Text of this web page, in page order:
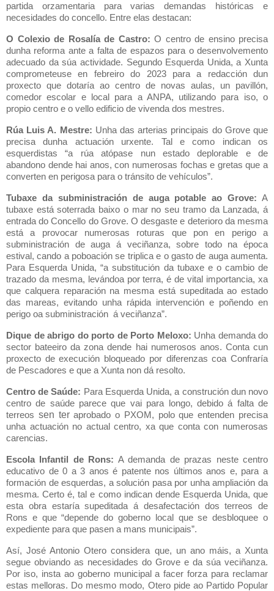
partida orzamentaria para varias demandas históricas e
necesidades do concello. Entre elas destacan:
O Colexio de Rosalía de Castro: O centro de ensino precisa
dunha reforma ante a falta de espazos para o desenvolvemento
adecuado da súa actividade. Segundo Esquerda Unida, a Xunta
comprometeuse en febreiro do 2023 para a redacción dun
proxecto que dotaría ao centro de novas aulas, un pavillón,
comedor escolar e local para a ANPA, utilizando para iso, o
propio centro e o vello edificio de vivenda dos mestres.
Rúa Luis A. Mestre: Unha das arterias principais do Grove que
precisa dunha actuación urxente. Tal e como indican os
esquerdistas “a rúa atópase nun estado deplorable e de
abandono dende hai anos, con numerosas fochas e gretas que a
converten en perigosa para o tránsito de vehículos”.
Tubaxe da subministración de auga potable ao Grove: A
tubaxe está soterrada baixo o mar no seu tramo da Lanzada, á
entrada do Concello do Grove. O desgaste e deterioro da mesma
está a provocar numerosas roturas que pon en perigo a
subministración de auga á veciñanza, sobre todo na época
estival, cando a poboación se triplica e o gasto de auga aumenta.
Para Esquerda Unida, “a substitución da tubaxe e o cambio de
trazado da mesma, levándoa por terra, é de vital importancia, xa
que calquera reparación na mesma está supeditada ao estado
das mareas, evitando unha rápida intervención e poñendo en
perigo oa subministración á veciñanza”.
Dique de abrigo do porto de Porto Meloxo: Unha demanda do
sector bateeiro da zona dende hai numerosos anos. Conta cun
proxecto de execución bloqueado por diferenzas coa Confraría
de Pescadores e que a Xunta non dá resolto.
Centro de Saúde: Para Esquerda Unida, a construción dun novo
centro de saúde parece que vai para longo, debido á falta de
terreos sen teraprobado o PXOM, polo que entenden precisa
unha actuación no actual centro, xa que conta con numerosas
carencias.
Escola Infantil de Rons: A demanda de prazas neste centro
educativo de 0 a 3 anos é patente nos últimos anos e, para a
formación de esquerdas, a solución pasa por unha ampliación da
mesma. Certo é, tal e como indican dende Esquerda Unida, que
esta obra estaría supeditada á desafectación dos terreos de
Rons e que “depende do goberno local que se desbloquee o
expediente para que pasen a mans municipais”.
Así, José Antonio Otero considera que, un ano máis, a Xunta
segue obviando as necesidades do Grove e da súa veciñanza.
Por iso, insta ao goberno municipal a facer forza para reclamar
estas melloras. Do mesmo modo, Otero pide ao Partido Popular